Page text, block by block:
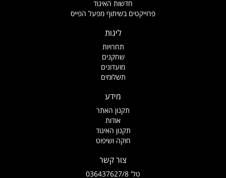
חדשות האיגוד
פרוייקטים בשיתוף מפעל הפייס
ליגות
תחרויות
שחקנים
מועדונים
תשלומים
מידע
תקנון האתר
אודות
תקנון האיגוד
חוקה ושיפוט
צור קשר
טל' 036437627/8